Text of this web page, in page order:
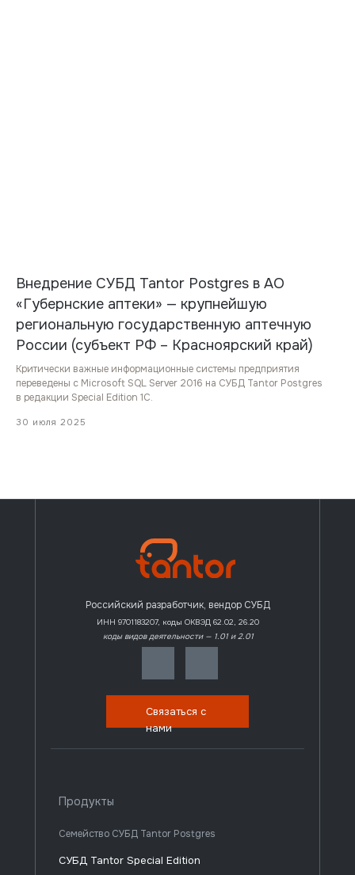
Внедрение СУБД Tantor Postgres в АО
«Губернские аптеки» — крупнейшую
региональную государственную аптечную
России (субъект РФ – Красноярский край)
Критически важные информационные системы предприятия
переведены с Microsoft SQL Server 2016 на СУБД Tantor Postgres
в редакции Special Edition 1C.
30 июля 2025
Продукты
Семейство СУБД Tantor Postgres
Российский разработчик, вендор СУБД
ИНН 9701183207, коды ОКВЭД 62.02, 26.20
коды видов деятельности — 1.01 и 2.01
СУБД Tantor Special Edition
Связаться с
нами